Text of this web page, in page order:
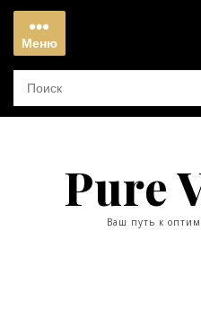
Перейти
содержимому
Меню
Меню
Pure
Ваш путь к